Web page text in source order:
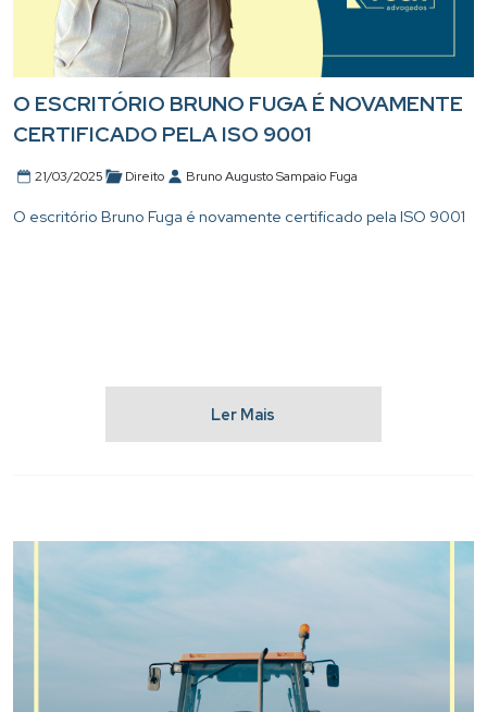
O ESCRITÓRIO BRUNO FUGA É NOVAMENTE
CERTIFICADO PELA ISO 9001
21/03/2025 Direito Bruno Augusto Sampaio Fuga
O escritório Bruno Fuga é novamente certificado pela ISO 9001
Ler Mais